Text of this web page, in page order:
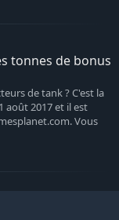
tonnes de bonus
de tank ? C'est la
août 2017 et il est
Vous